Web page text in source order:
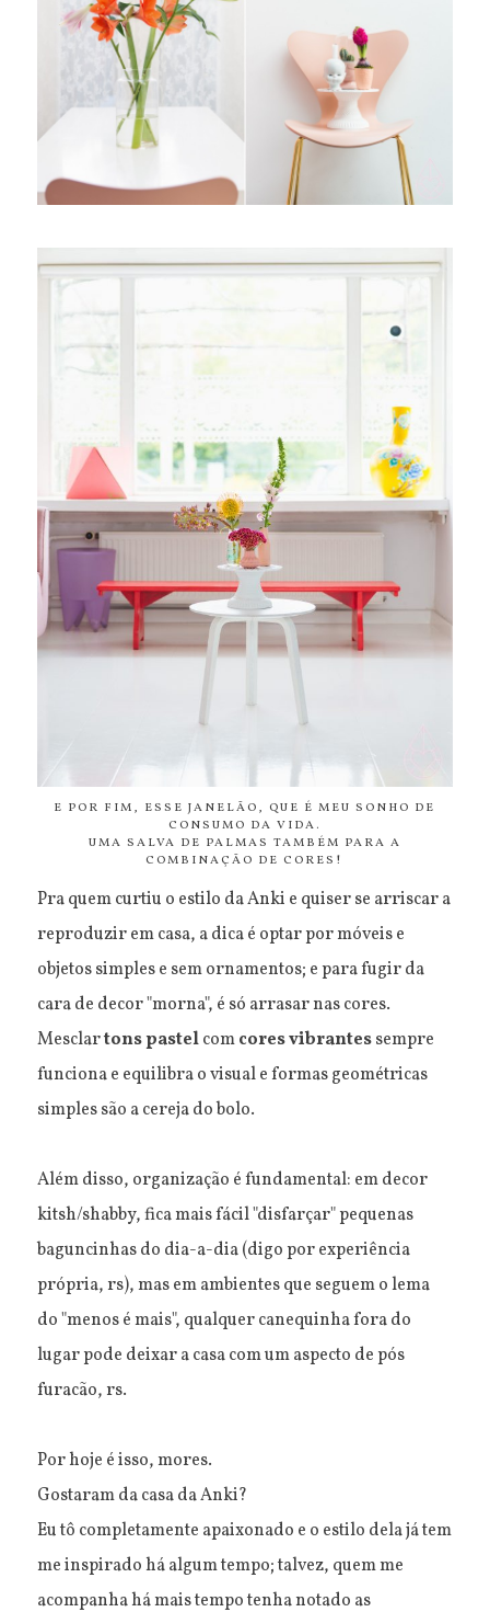
E POR FIM, ESSE JANELÃO, QUE É MEU SONHO DE
CONSUMO DA VIDA.
UMA SALVA DE PALMAS TAMBÉM PARA A
COMBINAÇÃO DE CORES!
Pra quem curtiu o estilo da Anki e quiser se arriscar a
reproduzir em casa, a dica é optar por móveis e
objetos simples e sem ornamentos; e para fugir da
cara de decor "morna", é só arrasar nas cores.
Mesclartons pastelcomcores vibrantessempre
funciona e equilibra o visual e formas geométricas
simples são a cereja do bolo.
Além disso, organização é fundamental: em decor
kitsh/shabby, fica mais fácil "disfarçar" pequenas
baguncinhas do dia-a-dia (digo por experiência
própria, rs), mas em ambientes que seguem o lema
do "menos é mais", qualquer canequinha fora do
lugar pode deixar a casa com um aspecto de pós
furacão, rs.
Por hoje é isso, mores.
Gostaram da casa da Anki?
Eu tô completamente apaixonado e o estilo dela já tem
me inspirado há algum tempo; talvez, quem me
acompanha há mais tempo tenha notado as